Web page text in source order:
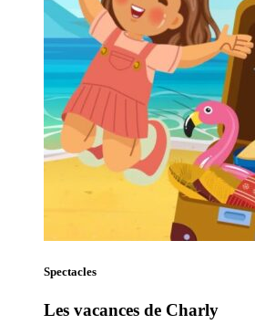
Spectacles
Les vacances de Charly